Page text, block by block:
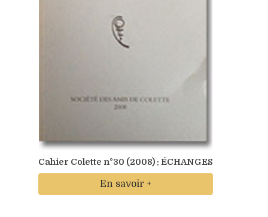
Cahier Colette n°30 (2008) : ÉCHANGES
En savoir +